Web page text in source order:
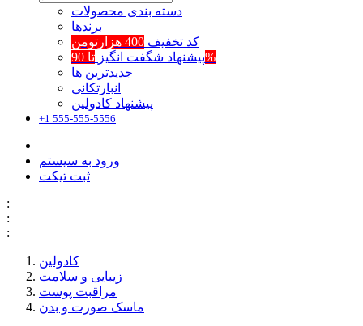
دسته بندی محصولات
برند‌ها
کد تخفیف 400 هزارتومن
پیشنهاد شگفت انگیزتا 90%
جدیدترین ها
انبارتکانی
پیشنهاد کادولین
+1 555-555-5556
ورود به سیستم
ثبت تیکت
:
:
:
کادولین
زیبایی و سلامت
مراقبت پوست
ماسک صورت و بدن